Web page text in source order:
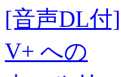
[音声DL付
V+ への